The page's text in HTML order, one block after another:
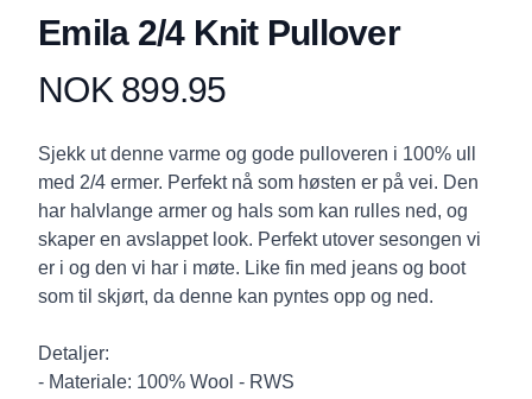
Emila 2/4 Knit Pullover
Produktdetaljer
NOK 899.95
Description
Sjekk ut denne varme og gode pulloveren i 100% ull
med 2/4 ermer. Perfekt nå som høsten er på vei. Den
har halvlange armer og hals som kan rulles ned, og
skaper en avslappet look. Perfekt utover sesongen vi
er i og den vi har i møte. Like fin med jeans og boot
som til skjørt, da denne kan pyntes opp og ned.
Detaljer:
- Materiale: 100% Wool - RWS